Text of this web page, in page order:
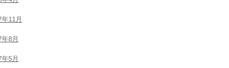
年11月
年8月
年5月